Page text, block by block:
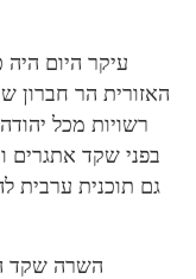
עיקר היום
האזורית הר חברון
רשויות מכל
בפני שקד אתגרים
גם תוכנית ערבית
השרה שקד